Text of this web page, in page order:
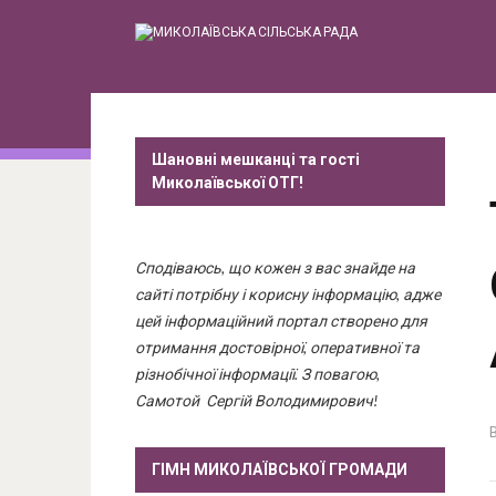
Шановні мешканці та гості
Миколаївської ОТГ!
Сподіваюсь, що кожен з вас знайде на
сайті потрібну і корисну інформацію, адже
цей інформаційний портал створено для
отримання достовірної, оперативної та
різнобічної інформації. З повагою,
Самотой Сергій Володимирович!
ГІМН МИКОЛАЇВСЬКОЇ ГРОМАДИ